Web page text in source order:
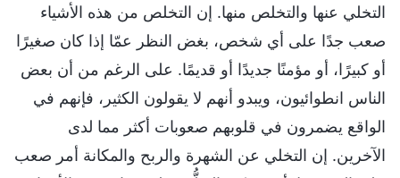
التخلي عنها والتخلص منها. إن التخلص من هذه الأشياء
صعب جدًا على أي شخص، بغض النظر عمّا إذا كان صغيرًا
أو كبيرًا، أو مؤمنًا جديدًا أو قديمًا. على الرغم من أن بعض
الناس انطوائيون، ويبدو أنهم لا يقولون الكثير، فإنهم في
الواقع يضمرون في قلوبهم صعوبات أكثر مما لدى
الآخرين. إن التخلي عن الشهرة والربح والمكانة أمر صعب